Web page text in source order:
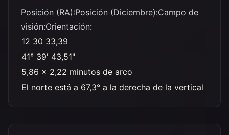
Posición (RA):Posición (Diciembre):Campo de
visión:Orientación:
12 30 33,39
41° 39' 43,51"
5,86 x 2,22 minutos de arco
El norte está a 67,3° a la derecha de la vertical